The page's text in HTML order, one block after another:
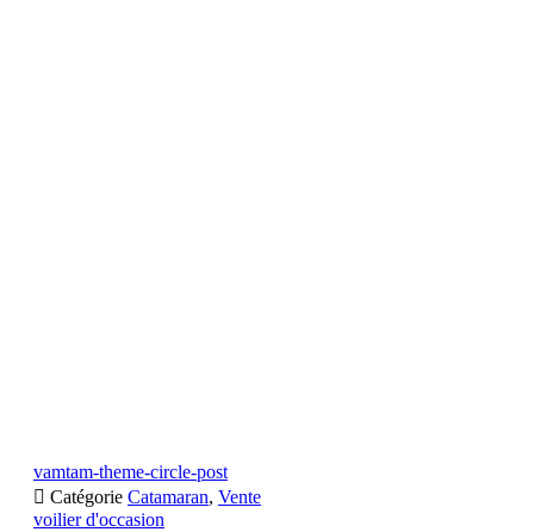
vamtam-theme-circle-post
 Catégorie Catamaran, Vente
voilier d'occasion